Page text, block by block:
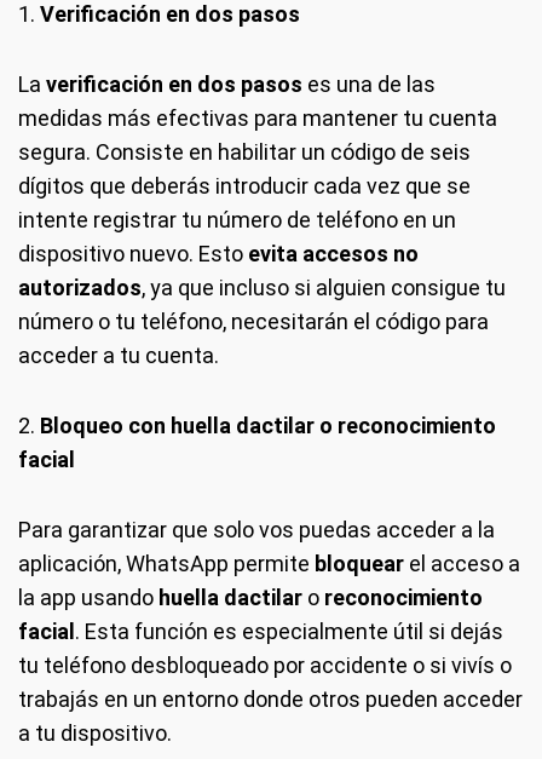
1. Verificación en dos pasos
La verificación en dos pasos es una de las
medidas más efectivas para mantener tu cuenta
segura. Consiste en habilitar un código de seis
dígitos que deberás introducir cada vez que se
intente registrar tu número de teléfono en un
dispositivo nuevo. Esto evita accesos no
autorizados, ya que incluso si alguien consigue tu
número o tu teléfono, necesitarán el código para
acceder a tu cuenta.
2. Bloqueo con huella dactilar o reconocimiento
facial
Para garantizar que solo vos puedas acceder a la
aplicación, WhatsApp permite bloquear el acceso a
la app usando huella dactilar o reconocimiento
facial . Esta función es especialmente útil si dejás
tu teléfono desbloqueado por accidente o si vivís o
trabajás en un entorno donde otros pueden acceder
a tu dispositivo.